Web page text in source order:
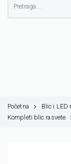
Početna Blic i LED
Kompleti blic rasvete